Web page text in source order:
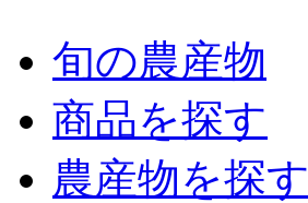
旬の農産物
商品を探す
農産物を探す